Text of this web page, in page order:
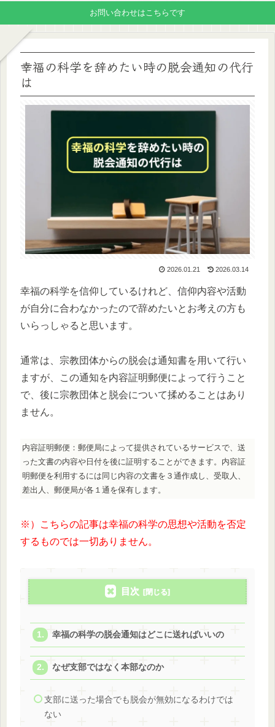
お問い合わせはこちらです
幸福の科学を辞めたい時の脱会通知の代行
は
2026.01.21 2026.03.14
幸福の科学を信仰しているけれど、信仰内容や活動
が自分に合わなかったので辞めたいとお考えの方も
いらっしゃると思います。
通常は、宗教団体からの脱会は通知書を用いて行い
ますが、この通知を内容証明郵便によって行うこと
で、後に宗教団体と脱会について揉めることはあり
ません。
内容証明郵便：郵便局によって提供されているサービスで、送
った文書の内容や日付を後に証明することができます。内容証
明郵便を利用するには同じ内容の文書を３通作成し、受取人、
差出人、郵便局が各１通を保有します。
※）こちらの記事は幸福の科学の思想や活動を否定
するものでは一切ありません。
目次
幸福の科学の脱会通知はどこに送ればいいの
なぜ支部ではなく本部なのか
支部に送った場合でも脱会が無効になるわけでは
ない